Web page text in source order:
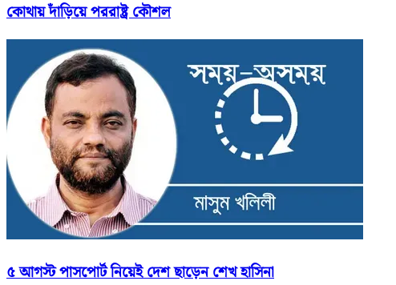
কোথায় দাঁড়িয়ে পররাষ্ট্র কৌশল
৫ আগস্ট পাসপোর্ট নিয়েই দেশ ছাড়েন শেখ হাসিনা